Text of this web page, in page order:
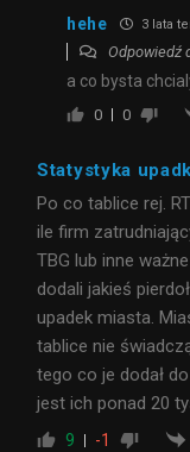
hehe 3 lata
Odpowiedź
a co bysta
0 0
Statystyka
Po co tablice rej.
ile firm
TBG lub inne
dodali jakieś
upadek miasta.
tablice nie
tego co je dodał
jest ich ponad 20
9 -1